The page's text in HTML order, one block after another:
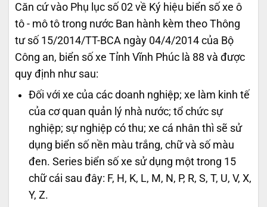
Căn cứ vào Phụ lục số 02 về Ký hiệu biển số xe ô
tô - mô tô trong nước Ban hành kèm theo Thông
tư số 15/2014/TT-BCA ngày 04/4/2014 của Bộ
Công an, biển số xe Tỉnh Vĩnh Phúc là 88 và được
quy định như sau:
Đối với xe của các doanh nghiệp; xe làm kinh tế
của cơ quan quản lý nhà nước; tổ chức sự
nghiệp; sự nghiệp có thu; xe cá nhân thì sẽ sử
dụng biển số nền màu trắng, chữ và số màu
đen. Series biển số xe sử dụng một trong 15
chữ cái sau đây: F, H, K, L, M, N, P, R, S, T, U, V, X,
Y, Z.